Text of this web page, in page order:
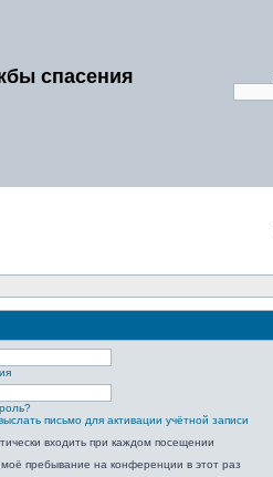
спасения
письмо для активации учётной записи
входить при каждом посещении
пребывание на конференции в этот раз